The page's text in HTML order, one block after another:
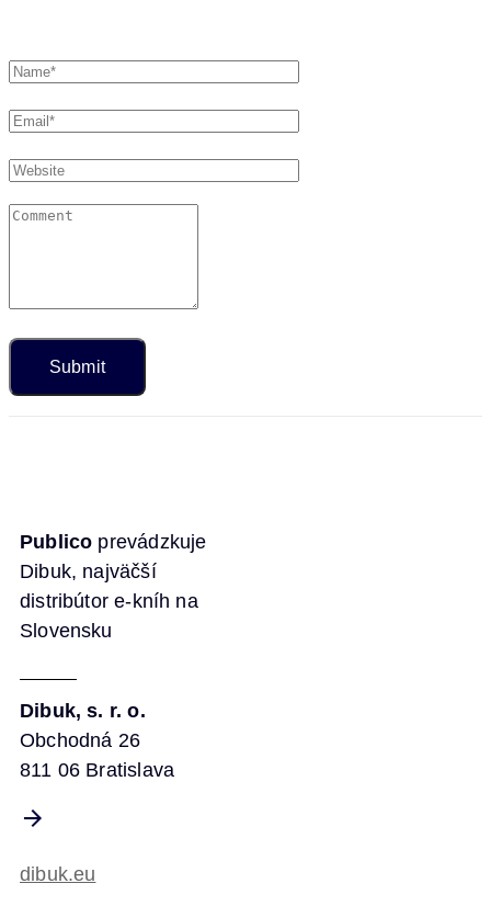
Publico prevádzkuje
Dibuk, najväčší
distribútor e-kníh na
Slovensku
Dibuk, s. r. o.
Obchodná 26
811 06 Bratislava
dibuk.eu